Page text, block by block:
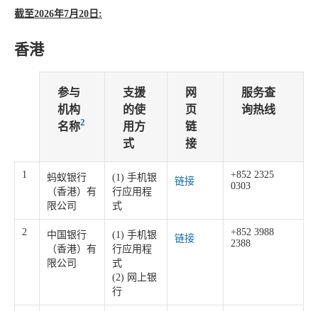
截至2026年7月20日:
香港
参与
机构
名称2
支援
的使
用方
式
网
页
链
接
服务查
询热线
1
蚂蚁银行
（香港）有
限公司
(1) 手机银
行应用程
式
链接
+852 2325
0303
2
中国银行
（香港）有
限公司
(1) 手机银
行应用程
式
(2) 网上银
行
链接
+852 3988
2388